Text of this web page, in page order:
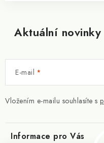
Aktuální
E-mail
Vložením e-mailu souhlasíte s
Informace pro Vás